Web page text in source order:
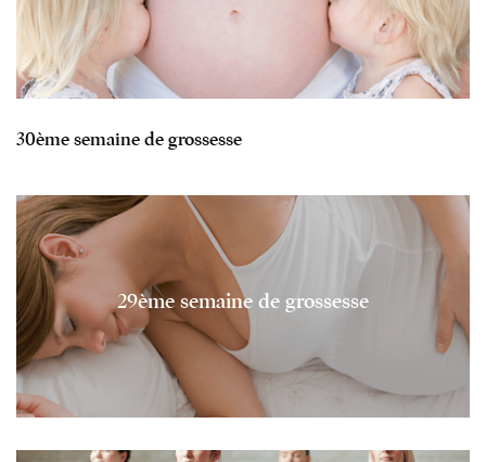
30ème semaine de grossesse
29ème semaine de grossesse